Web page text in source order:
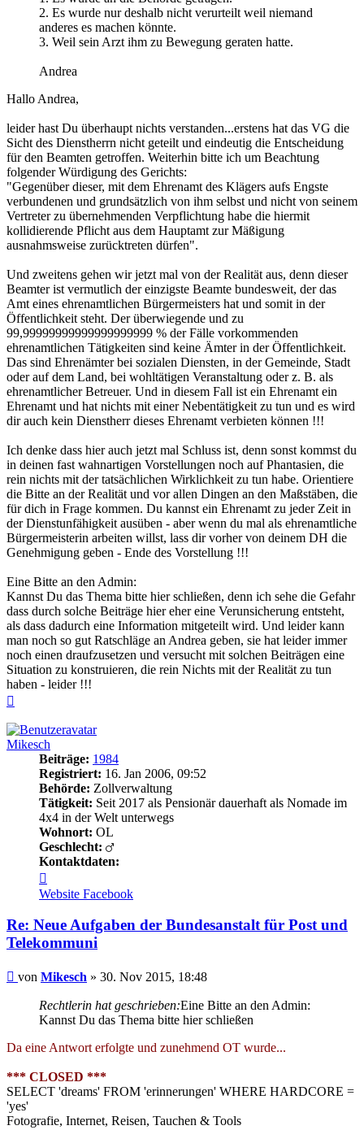
2. Es wurde nur deshalb nicht verurteilt weil niemand
anderes es machen könnte.
3. Weil sein Arzt ihm zu Bewegung geraten hatte.
Andrea
Hallo Andrea,
leider hast Du überhaupt nichts verstanden...erstens hat das VG die
Sicht des Dienstherrn nicht geteilt und eindeutig die Entscheidung
für den Beamten getroffen. Weiterhin bitte ich um Beachtung
folgender Würdigung des Gerichts:
"Gegenüber dieser, mit dem Ehrenamt des Klägers aufs Engste
verbundenen und grundsätzlich von ihm selbst und nicht von seinem
Vertreter zu übernehmenden Verpflichtung habe die hiermit
kollidierende Pflicht aus dem Hauptamt zur Mäßigung
ausnahmsweise zurücktreten dürfen".
Und zweitens gehen wir jetzt mal von der Realität aus, denn dieser
Beamter ist vermutlich der einzigste Beamte bundesweit, der das
Amt eines ehrenamtlichen Bürgermeisters hat und somit in der
Öffentlichkeit steht. Der überwiegende und zu
99,99999999999999999999 % der Fälle vorkommenden
ehrenamtlichen Tätigkeiten sind keine Ämter in der Öffentlichkeit.
Das sind Ehrenämter bei sozialen Diensten, in der Gemeinde, Stadt
oder auf dem Land, bei wohltätigen Veranstaltung oder z. B. als
ehrenamtlicher Betreuer. Und in diesem Fall ist ein Ehrenamt ein
Ehrenamt und hat nichts mit einer Nebentätigkeit zu tun und es wird
dir auch kein Dienstherr dieses Ehrenamt verbieten können !!!
Ich denke dass hier auch jetzt mal Schluss ist, denn sonst kommst du
in deinen fast wahnartigen Vorstellungen noch auf Phantasien, die
rein nichts mit der tatsächlichen Wirklichkeit zu tun habe. Orientiere
die Bitte an der Realität und vor allen Dingen an den Maßstäben, die
für dich in Frage kommen. Du kannst ein Ehrenamt zu jeder Zeit in
der Dienstunfähigkeit ausüben - aber wenn du mal als ehrenamtliche
Bürgermeisterin arbeiten willst, lass dir vorher von deinem DH die
Genehmigung geben - Ende des Vorstellung !!!
Eine Bitte an den Admin:
Kannst Du das Thema bitte hier schließen, denn ich sehe die Gefahr
dass durch solche Beiträge hier eher eine Verunsicherung entsteht,
als dass dadurch eine Information mitgeteilt wird. Und leider kann
man noch so gut Ratschläge an Andrea geben, sie hat leider immer
noch einen draufzusetzen und versucht mit solchen Beiträgen eine
Situation zu konstruieren, die rein Nichts mit der Realität zu tun
haben - leider !!!
Mikesch
Beiträge: 1984
Registriert: 16. Jan 2006, 09:52
Behörde: Zollverwaltung
Tätigkeit: Seit 2017 als Pensionär dauerhaft als Nomade im
4x4 in der Welt unterwegs
Wohnort: OL
Geschlecht:
Kontaktdaten:
von
Mikesch
Website Facebook
Re: Neue Aufgaben der Bundesanstalt für Post und
Telekommuni
Beitrag
von Mikesch » 30. Nov 2015, 18:48
Rechtlerin hat geschrieben:Eine Bitte an den Admin:
Kannst Du das Thema bitte hier schließen
Da eine Antwort erfolgte und zunehmend OT wurde...
*** CLOSED ***
SELECT 'dreams' FROM 'erinnerungen' WHERE HARDCORE =
'yes'
Fotografie, Internet, Reisen, Tauchen & Tools